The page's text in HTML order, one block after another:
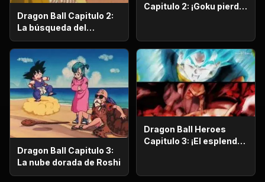
Dragon Ball Capitulo 2:
La búsqueda del
emperador
Capitulo 2: ¡Goku pierde
Dragon Ball Capitulo 3:
La nube dorada de Roshi
Dragon Ball Heroes
Capitulo 3: ¡El esplendor
explota!